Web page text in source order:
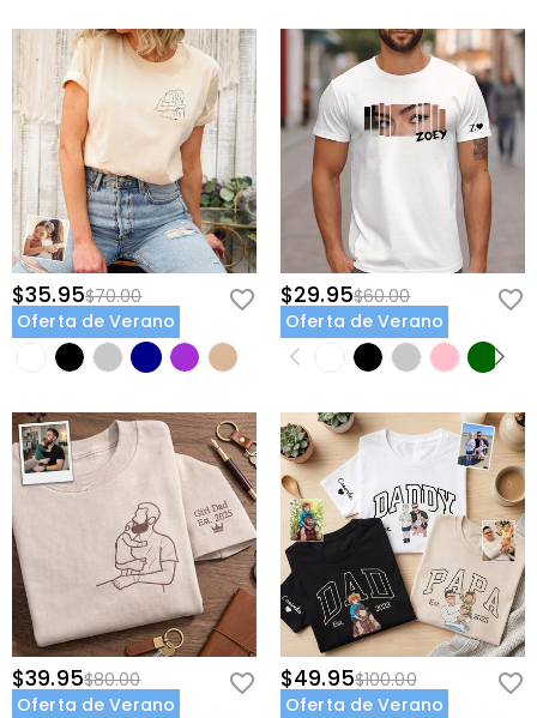
$35.95$70.00
Oferta de Verano
$29.95$60.00
Oferta de Verano
$39.95$80.00
Oferta de Verano
$49.95$100.00
Oferta de Verano